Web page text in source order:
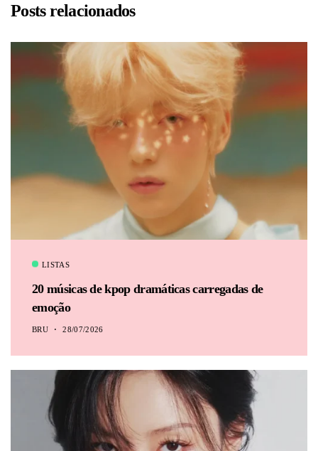
BRU
Posts relacionados
LISTAS
20 músicas de kpop dramáticas carregadas de
emoção
BRU 28/07/2026